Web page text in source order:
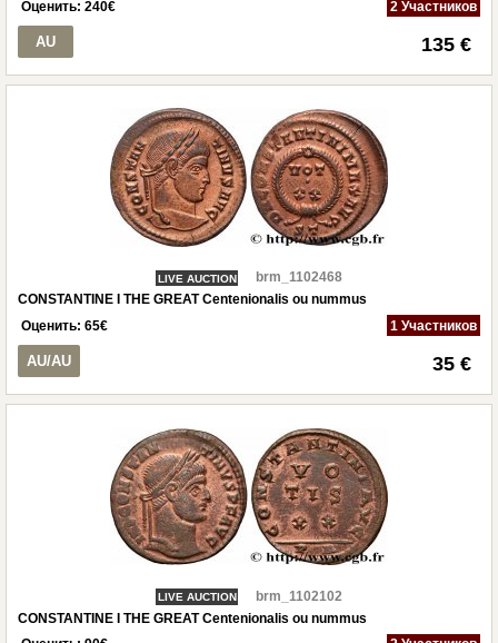
Оценить: 240€ 2 Участников
AU 135 €
LIVE AUCTION
brm_1102468
CONSTANTINE I THE GREAT Centenionalis ou nummus
Оценить: 65€ 1 Участников
AU/AU 35 €
LIVE AUCTION
brm_1102102
CONSTANTINE I THE GREAT Centenionalis ou nummus